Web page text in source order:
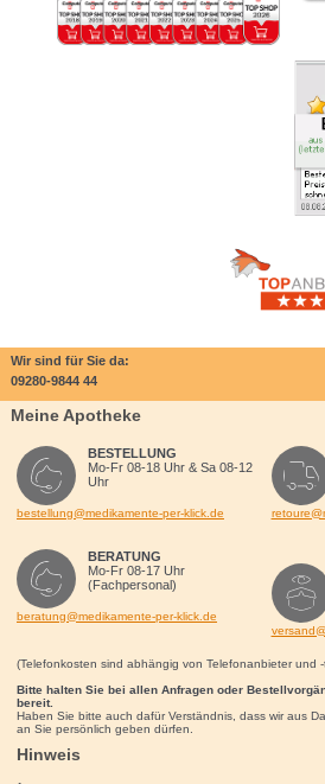
Wir sind für Sie da:
09280-9844 44
Meine Apotheke
BESTELLUNG
Mo-Fr 08-18 Uhr & Sa 08-12
Uhr
bestellung@medikamente-per-klick.de
BERATUNG
Mo-Fr 08-17 Uhr
(Fachpersonal)
beratung@medikamente-per-klick.de
(Telefonkosten sind abhängig von Telefonanbieter und -
Bitte halten Sie bei allen Anfragen oder
bereit.
Haben Sie bitte auch dafür Verständnis, dass wir aus
an Sie persönlich geben dürfen.
Hinweis